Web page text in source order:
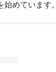
めています。